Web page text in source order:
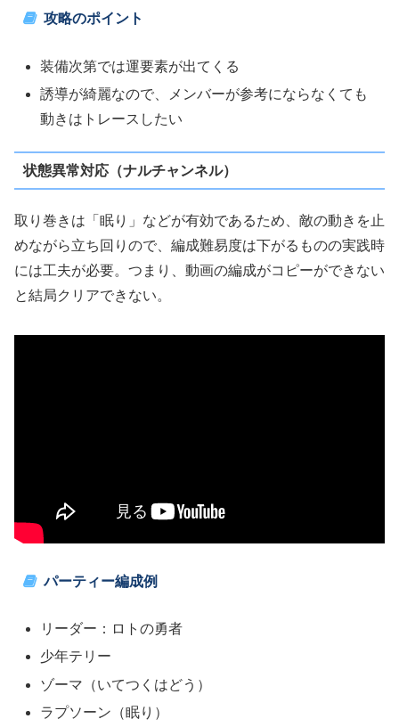
攻略のポイント
装備次第では運要素が出てくる
誘導が綺麗なので、メンバーが参考にならなくても
動きはトレースしたい
状態異常対応（ナルチャンネル）
取り巻きは「眠り」などが有効であるため、敵の動きを止
めながら立ち回りので、編成難易度は下がるものの実践時
には工夫が必要。つまり、動画の編成がコピーができない
と結局クリアできない。
パーティー編成例
リーダー：ロトの勇者
少年テリー
ゾーマ（いてつくはどう）
ラプソーン（眠り）